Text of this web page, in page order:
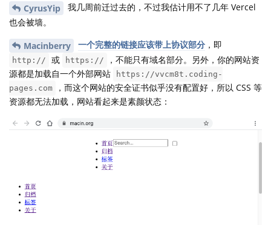
CyrusYip
我几周前迁过去的，不过我估计用不了几年 Vercel
也会被墙。
Macinberry 一个完整的链接应该带上协议部分 ，即
http:// 或 https://
，不能只有域名部分。另外，你的网站资
源都是加载自一个外部网站
https://vvcm8t.coding-
pages.com
，而这个网站的安全证书似乎没有配置好，所以 CSS 等
资源都无法加载，网站看起来是素颜状态：